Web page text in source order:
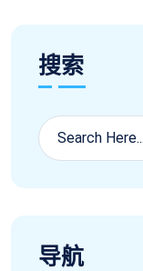
搜索
导航